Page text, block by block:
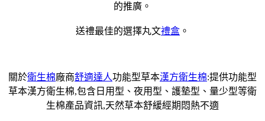
的推廣。
送禮最佳的選擇丸文禮盒 。
關於衛生棉廠商舒適達人功能型草本漢方衛生棉:提供功能型
草本漢方衛生棉,包含日用型、夜用型、護墊型、量少型等衛
生棉產品資訊,天然草本舒緩經期悶熱不適